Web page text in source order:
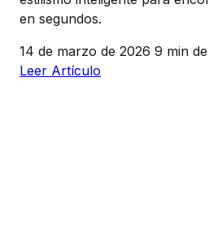
en segundos.
14 de marzo de 2026 9 min
Leer Artículo